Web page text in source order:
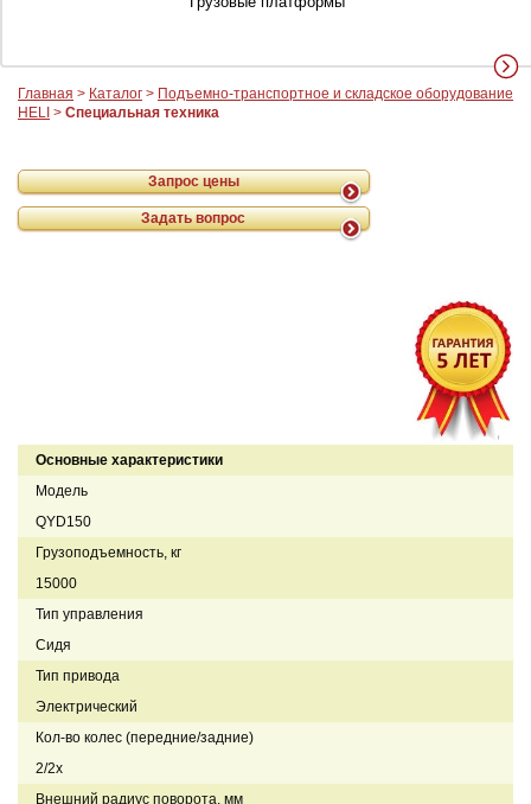
Главная > Каталог > Подъемно-транспортное и складское оборудование
HELI > Специальная техника
Запрос цены
Задать вопрос
Основные характеристики
Модель
QYD150
Грузоподъемность, кг
15000
Тип управления
Сидя
Тип привода
Электрический
Кол-во колес (передние/задние)
2/2x
Внешний радиус поворота, мм